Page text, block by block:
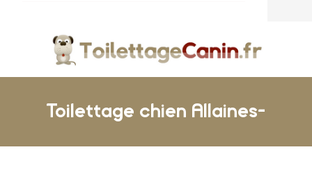
Toilettage chien Allaines-